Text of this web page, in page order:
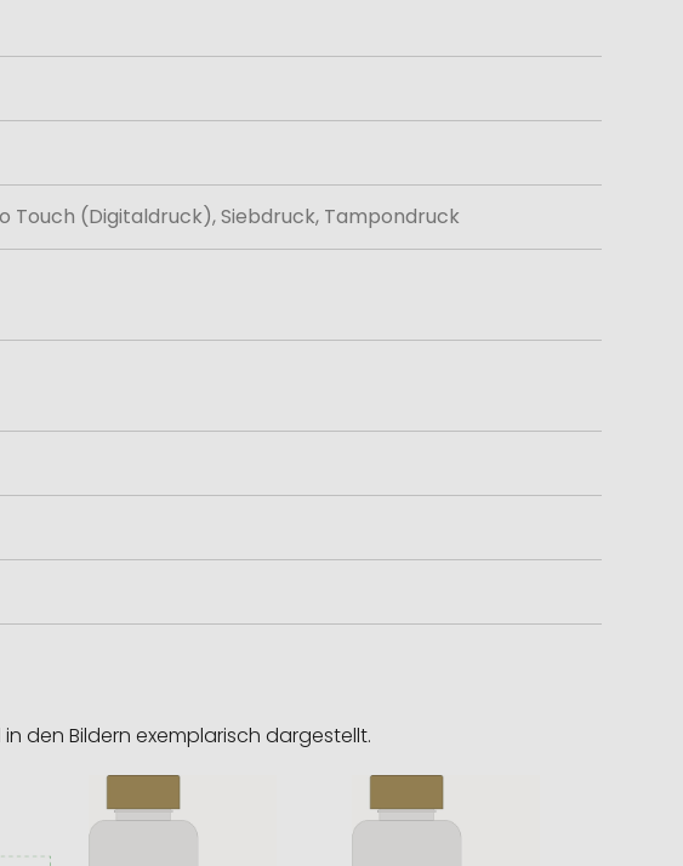
Touch (Digitaldruck), Siebdruck, Tampondruck
den Bildern exemplarisch dargestellt.